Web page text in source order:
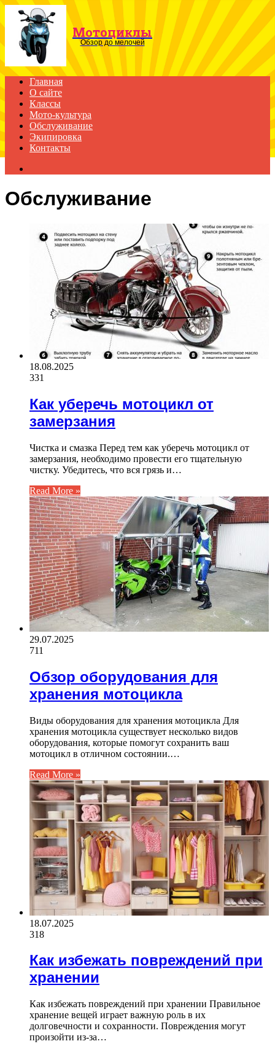
Menu
Мотоциклы
Обзор до мелочей
Главная
О сайте
Классы
Мото-культура
Обслуживание
Экипировка
Контакты
Обслуживание
18.08.2025
331
Как уберечь мотоцикл от
замерзания
Чистка и смазка Перед тем как уберечь мотоцикл от
замерзания, необходимо провести его тщательную
чистку. Убедитесь, что вся грязь и…
Read More »
29.07.2025
711
Обзор оборудования для
хранения мотоцикла
Виды оборудования для хранения мотоцикла Для
хранения мотоцикла существует несколько видов
оборудования, которые помогут сохранить ваш
мотоцикл в отличном состоянии.…
Read More »
18.07.2025
318
Как избежать повреждений при
хранении
Как избежать повреждений при хранении Правильное
хранение вещей играет важную роль в их
долговечности и сохранности. Повреждения могут
произойти из-за…